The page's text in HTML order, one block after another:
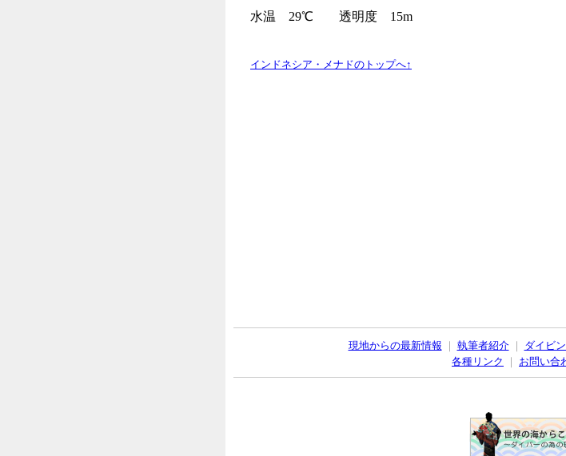
水温 29℃ 透明度 15m
インドネシア・メナドのトップへ↑
現地からの最新情報 執筆者紹介 ダイビ
各種リンク
お問い合